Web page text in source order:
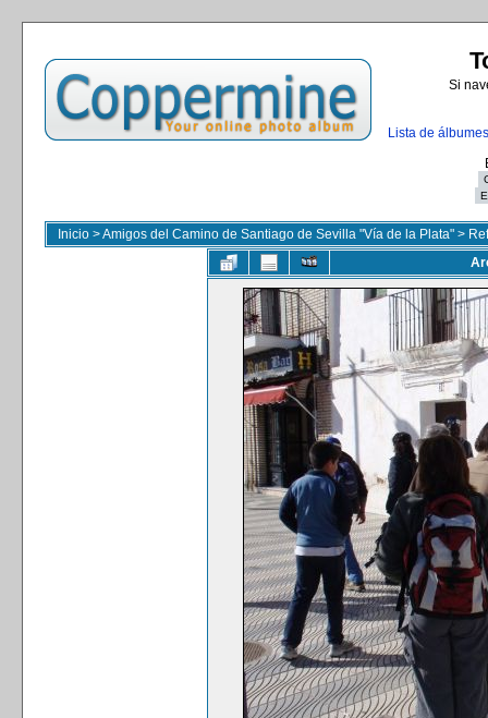
Si
Lista de álbumes
Inicio >Amigos del Camino de Santiago de Sevilla "Vía de la Plata" >